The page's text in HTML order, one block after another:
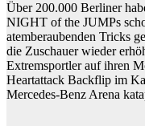
Über 200.000 Berliner
NIGHT of the JUMPs
atemberaubenden Tricks
die Zuschauer wieder
Extremsportler auf ihren
Heartattack Backflip im
Mercedes-Benz Arena